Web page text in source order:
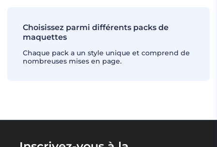
Choisissez parmi différents packs de
maquettes
Chaque pack a un style unique et comprend de
nombreuses mises en page.